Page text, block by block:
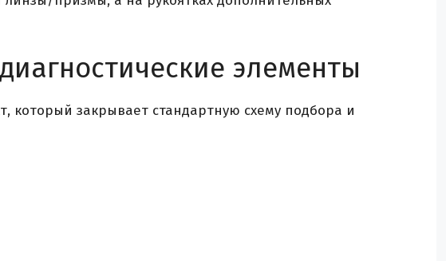
элементы
закрывает стандартную схему подбора и